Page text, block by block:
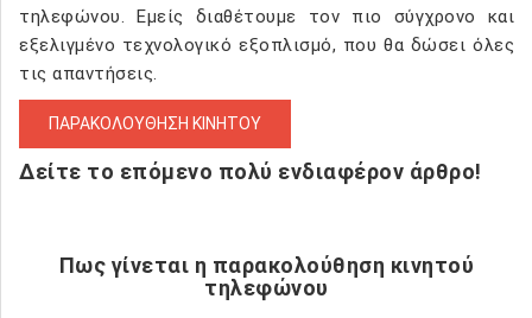
τηλεφώνου. Εμείς διαθέτουμε τον πιο σύγχρονο και
εξελιγμένο τεχνολογικό εξοπλισμό, που θα δώσει όλες
τις απαντήσεις.
ΠΑΡΑΚΟΛΟΥΘΗΣΗ ΚΙΝΗΤΟΥ
Δείτε το επόμενο πολύ ενδιαφέρον άρθρο!
Πως γίνεται η παρακολούθηση κινητού
τηλεφώνου